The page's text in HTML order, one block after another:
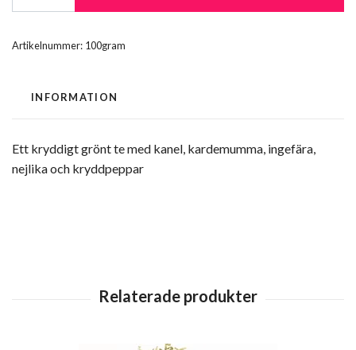
Artikelnummer: 100gram
INFORMATION
Ett kryddigt grönt te med kanel, kardemumma, ingefära,
nejlika och kryddpeppar